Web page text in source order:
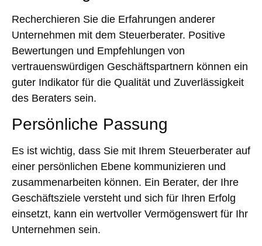
Recherchieren Sie die Erfahrungen anderer
Unternehmen mit dem Steuerberater. Positive
Bewertungen und Empfehlungen von
vertrauenswürdigen Geschäftspartnern können ein
guter Indikator für die Qualität und Zuverlässigkeit
des Beraters sein.
Persönliche Passung
Es ist wichtig, dass Sie mit Ihrem Steuerberater auf
einer persönlichen Ebene kommunizieren und
zusammenarbeiten können. Ein Berater, der Ihre
Geschäftsziele versteht und sich für Ihren Erfolg
einsetzt, kann ein wertvoller Vermögenswert für Ihr
Unternehmen sein.